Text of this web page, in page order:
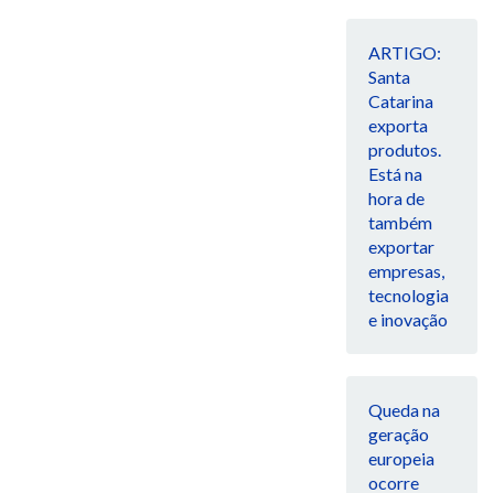
ARTIGO:
Santa
Catarina
exporta
produtos.
Está na
hora de
também
exportar
empresas,
tecnologia
e inovação
Queda na
geração
europeia
ocorre